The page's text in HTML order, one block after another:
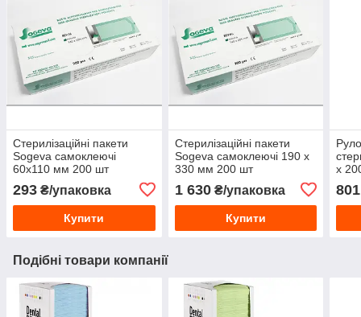
Стерилізаційні пакети
Sogeva самоклеючі
60х110 мм 200 шт
293 ₴/упаковка
Купити
Стерилізаційні пакети
Sogeva самоклеючі 190 х
330 мм 200 шт
1 630₴/упаковка
Купити
х
801
Подібні товари компанії